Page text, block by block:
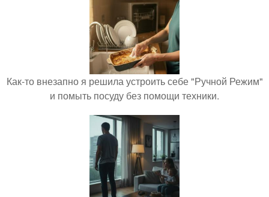
Как-то внезапно я решила устроить себе "Ручной Режим"
и помыть посуду без помощи техники.